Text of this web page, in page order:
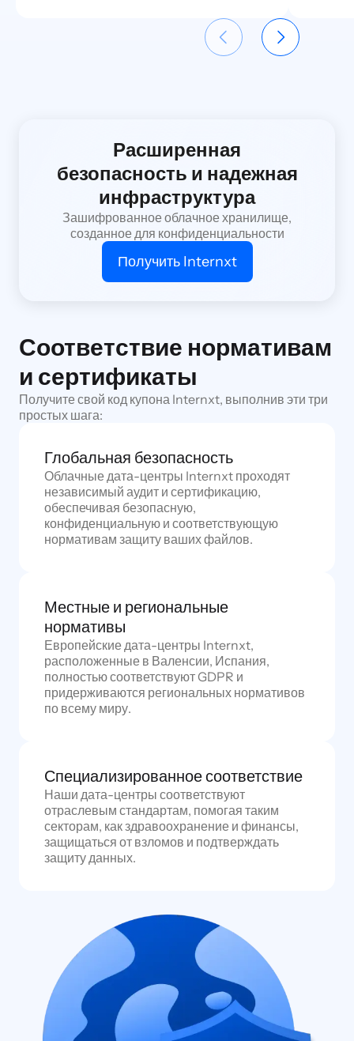
Расширенная
безопасность и надежная
инфраструктура
Зашифрованное облачное хранилище,
созданное для конфиденциальности
Получить Internxt
Соответствие нормативам
и сертификаты
Получите свой код купона Internxt, выполнив эти три
простых шага:
Глобальная безопасность
Облачные дата-центры Internxt проходят
независимый аудит и сертификацию,
обеспечивая безопасную,
конфиденциальную и соответствующую
нормативам защиту ваших файлов.
Местные и региональные
нормативы
Европейские дата-центры Internxt,
расположенные в Валенсии, Испания,
полностью соответствуют GDPR и
придерживаются региональных нормативов
по всему миру.
Специализированное соответствие
Наши дата-центры соответствуют
отраслевым стандартам, помогая таким
секторам, как здравоохранение и финансы,
защищаться от взломов и подтверждать
защиту данных.